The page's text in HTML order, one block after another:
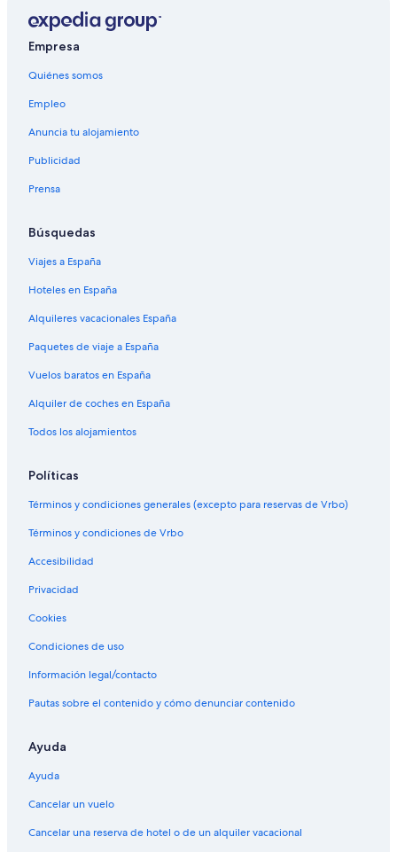
Hoteles cerca de Fuentes termales de Miette
Jasper hoteles
Cabañas en Rocosas Canadienses
Hoteles de 3 estrellas en Jasper
B&B en Jasper
Campings de caravanas en Jasper
Cabañas en Pocahontas
Pocahontas hoteles
Empresa
Quiénes somos
Empleo
Anuncia tu alojamiento
Publicidad
Prensa
Búsquedas
Viajes a España
Hoteles en España
Alquileres vacacionales España
Paquetes de viaje a España
Vuelos baratos en España
Alquiler de coches en España
Todos los alojamientos
Políticas
Términos y condiciones generales (excepto para reservas de Vrbo)
Términos y condiciones de Vrbo
Accesibilidad
Privacidad
Cookies
Condiciones de uso
Información legal/contacto
Pautas sobre el contenido y cómo denunciar contenido
Ayuda
Ayuda
Cancelar un vuelo
Cancelar una reserva de hotel o de un alquiler vacacional